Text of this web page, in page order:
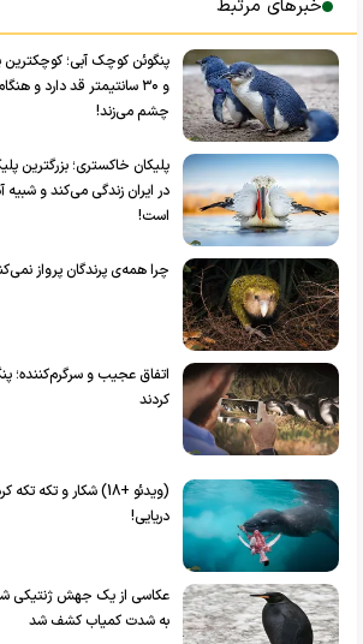
خبرهای مرتبط
و ۳۰ سانتیمتر قد دارد و
چشم می‌زند!
در ایران زندگی می‌کند و
است!
چرا همه‌ی پرندگان پرواز
اتفاق عجیب و سرگرم‌کننده؛
کردند
(ویدئو +18) شکار و
دریایی!
عکاسی از یک جهش ژنتیکی
به شدت کمیاب کشف شد